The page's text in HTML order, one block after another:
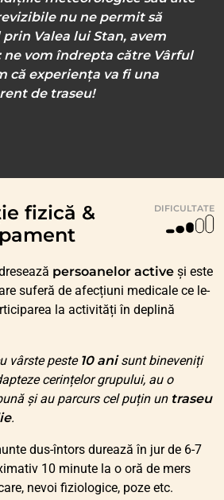
nu ne permit să
Valea lui Stan, avem
vom îndrepta către Vârful
că experiența va fi una
de traseu!
fizică &
DIFICULTATE
persoanelor active și este
suferă de afecțiuni medicale ce le-
la activități în deplină
vârste peste 10 anisunt bineveniți
cerințelor grupului, au o
și au parcurs cel puțin un traseu
.
dus-întors durează în jur de 6-7
10 minute la o oră de mers
nevoi fiziologice, poze etc.